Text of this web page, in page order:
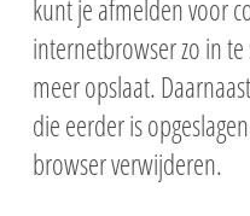
kunt je afmelden voor
internetbrowser zo in
meer opslaat.
die eerder is
browser verwijderen.